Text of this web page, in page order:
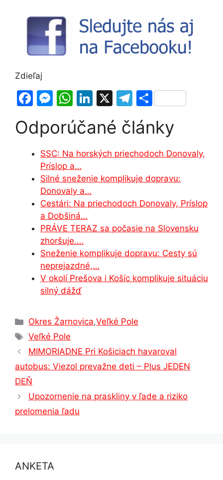
Zdieľaj
F
c
e
b
o
o
k
M
s
s
e
n
g
er
W
at
s
A
p
p
Li
k
e
dI
n
X
T
e
gr
a
m
S
ar
e
Odporúčané články
SSC: Na horských priechodoch Donovaly,
Príslop a…
Silné sneženie komplikuje dopravu:
Donovaly a…
Cestári: Na priechodoch Donovaly, Príslop
a Dobšiná…
PRÁVE TERAZ sa počasie na Slovensku
zhoršuje.…
Sneženie komplikuje dopravu: Cesty sú
neprejazdné,…
V okolí Prešova i Košíc komplikuje situáciu
silný dážď
Kategórie
Okres Žarnovica,Veľké Pole
Značky
Veľké Pole
MIMORIADNE Pri Košiciach havaroval
autobus: Viezol prevažne deti – Plus JEDEN
DEŇ
Upozornenie na praskliny v ľade a riziko
prelomenia ľadu
ANKETA